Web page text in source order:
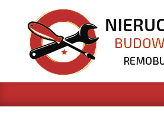
content